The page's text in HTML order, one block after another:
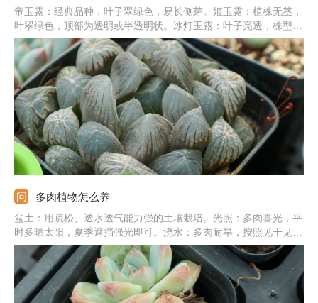
帝玉露：经典品种，叶子翠绿色，易长侧芽。姬玉露：植株无茎，
叶翠绿色，顶部为透明或半透明状。冰灯玉露：叶子亮透，株型
大，生长紧凑，叶片饱满肥厚。宫灯玉露：顶部有细绒毛，叶片深
绿色，顶部有纹路。霓虹灯玉露：叶片为三角形，顶端有窗，大且
亮，绿色，光照充足为紫黑色。
多肉植物怎么养
盆土：用疏松、透水透气能力强的土壤栽培。光照：多肉喜光，平
时多晒太阳，夏季遮挡强光即可。浇水：多肉耐旱，按照见干见湿
法浇水最好，夏冬季严格控水。温度：主要控制夏季和冬季的温
度，夏季加强通风，冬季搬到温暖处。施肥：春秋季最好每个月追
肥一次，选稀释的肥液，营养足长势更旺盛。